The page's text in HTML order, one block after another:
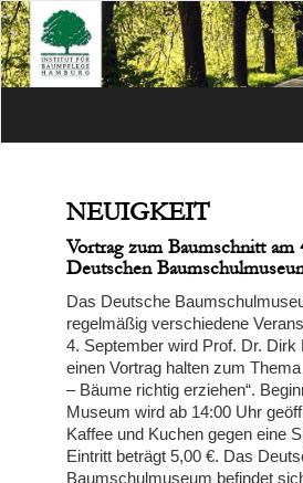
NEUIGKEIT
Vortrag zum Baumschnitt am
Deutschen
Das Deutsche
regelmäßig verschiedene
4. September wird Prof. Dr. Dirk
einen Vortrag halten zum
– Bäume richtig erziehen“.
Museum wird ab 14:00 Uhr
Kaffee und Kuchen gegen eine
Eintritt beträgt 5,00 €. Das
Baumschulmuseum befindet